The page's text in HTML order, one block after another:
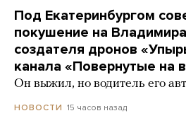
Под Екатеринбургом
покушение на
создателя дронов
канала «Повернутые на
Он выжил, но водитель его
НОВОСТИ 15 часов назад